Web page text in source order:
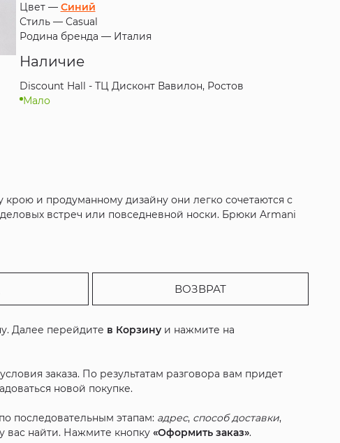
Цвет — Синий
Стиль — Casual
Родина бренда — Италия
Наличие
Discount Hall - ТЦ Дисконт Вавилон, Ростов
Мало
и продуманному дизайну они легко сочетаются с
встреч или повседневной носки. Брюки Armani
ВОЗВРАТ
Далее перейдите в Корзину и нажмите на
заказа. По результатам разговора вам придет
новой покупке.
последовательным этапам: адрес, способ доставки,
вас найти. Нажмите кнопку«Оформить заказ».